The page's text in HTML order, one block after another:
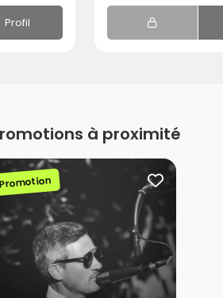
Profil
à proximité
Promotion